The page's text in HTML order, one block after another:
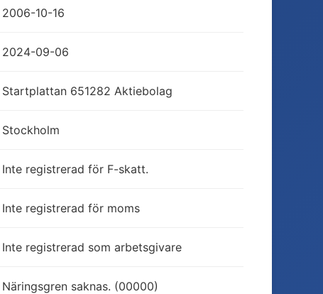
2006-10-16
2024-09-06
Startplattan 651282 Aktiebolag
Stockholm
Inte registrerad för F-skatt.
Inte registrerad för moms
Inte registrerad som arbetsgivare
Näringsgren saknas. (00000)